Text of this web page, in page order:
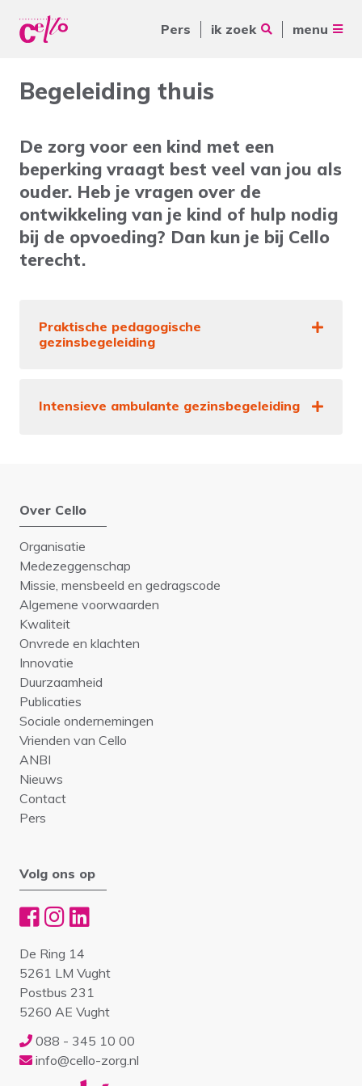
Pers ik zoek menu
Voor vrijwilligers
Voor verwijzers
Over Cello
werkenbijcello.nl
Waar kunnen wij jou mee
helpen?
Veelgebruikte zoektermen
Woonvormen
Begeleiding thuis
De zorg voor een kind met een
beperking vraagt best veel van jou als
ouder. Heb je vragen over de
ontwikkeling van je kind of hulp nodig
bij de opvoeding? Dan kun je bij Cello
terecht.
Praktische pedagogische
gezinsbegeleiding
Intensieve ambulante gezinsbegeleiding
Over Cello
Organisatie
Medezeggenschap
Missie, mensbeeld en gedragscode
Algemene voorwaarden
Kwaliteit
Onvrede en klachten
Innovatie
Duurzaamheid
Publicaties
Sociale ondernemingen
Vrienden van Cello
ANBI
Nieuws
Contact
Pers
Volg ons op
De Ring 14
5261 LM Vught
Postbus 231
5260 AE Vught
088 - 345 10 00
info@cello-zorg.nl